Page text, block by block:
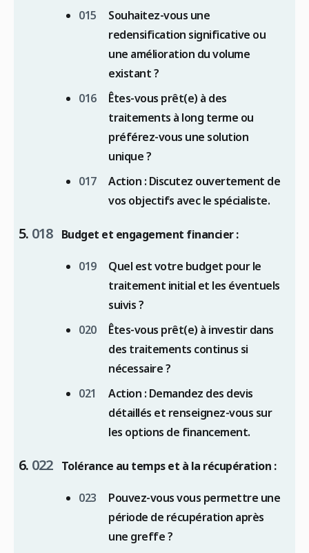
Souhaitez-vous une
redensification significative ou
une amélioration du volume
existant ?
Êtes-vous prêt(e) à des
traitements à long terme ou
préférez-vous une solution
unique ?
Action : Discutez ouvertement de
vos objectifs avec le spécialiste.
Budget et engagement financier :
Quel est votre budget pour le
traitement initial et les éventuels
suivis ?
Êtes-vous prêt(e) à investir dans
des traitements continus si
nécessaire ?
Action : Demandez des devis
détaillés et renseignez-vous sur
les options de financement.
Tolérance au temps et à la récupération :
Pouvez-vous vous permettre une
période de récupération après
une greffe ?